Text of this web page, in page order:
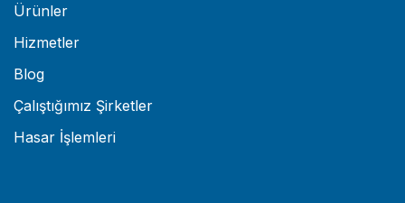
Ürünler
Hizmetler
Blog
Çalıştığımız Şirketler
Hasar İşlemleri